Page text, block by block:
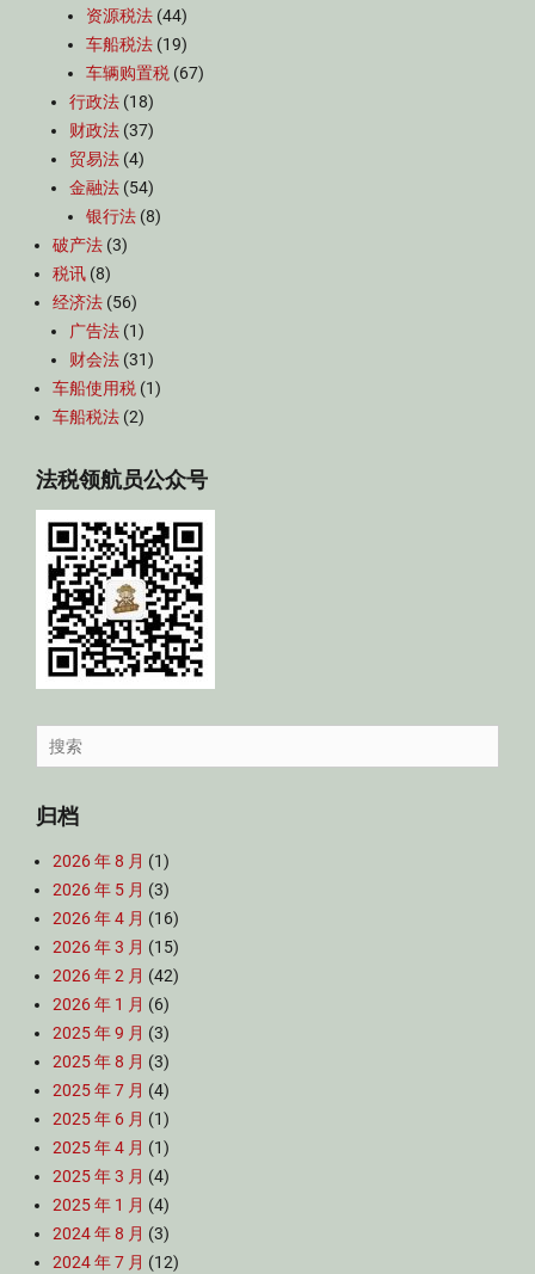
资源税法 (44)
车船税法 (19)
车辆购置税 (67)
行政法 (18)
财政法 (37)
贸易法 (4)
金融法 (54)
银行法 (8)
破产法 (3)
税讯 (8)
经济法 (56)
广告法 (1)
财会法 (31)
车船使用税 (1)
车船税法 (2)
法税领航员公众号
Search
for:
归档
2026 年 8 月 (1)
2026 年 5 月 (3)
2026 年 4 月 (16)
2026 年 3 月 (15)
2026 年 2 月 (42)
2026 年 1 月 (6)
2025 年 9 月 (3)
2025 年 8 月 (3)
2025 年 7 月 (4)
2025 年 6 月 (1)
2025 年 4 月 (1)
2025 年 3 月 (4)
2025 年 1 月 (4)
2024 年 8 月 (3)
2024 年 7 月 (12)